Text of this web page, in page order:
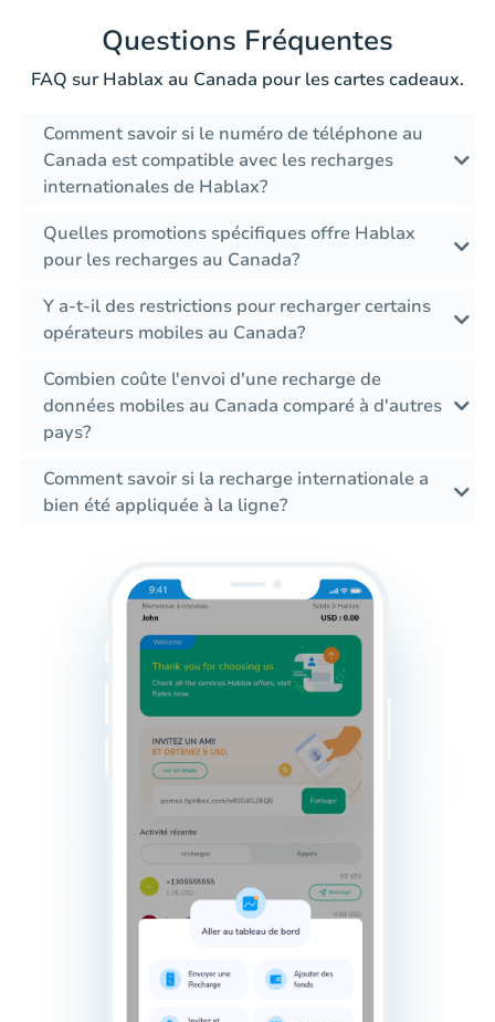
Questions Fréquentes
FAQ sur Hablax au Canada pour les cartes cadeaux.
Comment savoir si le numéro de téléphone au
Canada est compatible avec les recharges
internationales de Hablax?
Quelles promotions spécifiques offre Hablax
pour les recharges au Canada?
Y a-t-il des restrictions pour recharger certains
opérateurs mobiles au Canada?
Combien coûte l'envoi d'une recharge de
données mobiles au Canada comparé à d'autres
pays?
Comment savoir si la recharge internationale a
bien été appliquée à la ligne?